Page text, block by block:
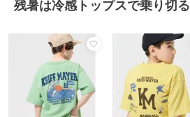
残暑は冷感トップスで乗り切る